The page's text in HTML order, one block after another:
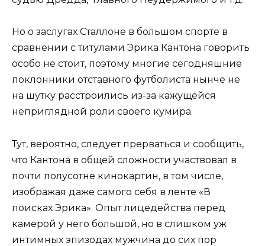
Но о заслугах Сталлоне в большом спорте в
сравнении с титулами Эрика Кантона говорить
особо не стоит, поэтому многие сегодняшние
поклонники отставного футболиста нынче не
на шутку расстроились из-за кажущейся
неприглядной роли своего кумира.
Тут, вероятно, следует прерваться и сообщить,
что Кантона в общей сложности участвовал в
почти полусотне кинокартин, в том числе,
изображая даже самого себя в ленте «В
поисках Эрика». Опыт лицедейства перед
камерой у него большой, но в слишком уж
интимных эпизодах мужчина до сих пор